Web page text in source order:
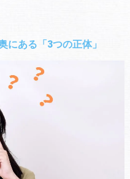
にある「3つの正体」